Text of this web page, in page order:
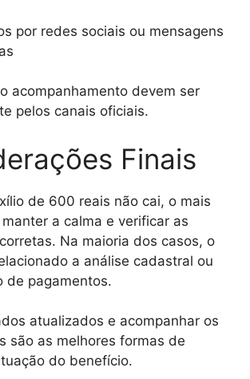
por redes sociais ou mensagens
acompanhamento devem ser
pelos canais oficiais.
Finais
de 600 reais não cai, o mais
a calma e verificar as
Na maioria dos casos, o
a análise cadastral ou
de pagamentos.
atualizados e acompanhar os
são as melhores formas de
do benefício.